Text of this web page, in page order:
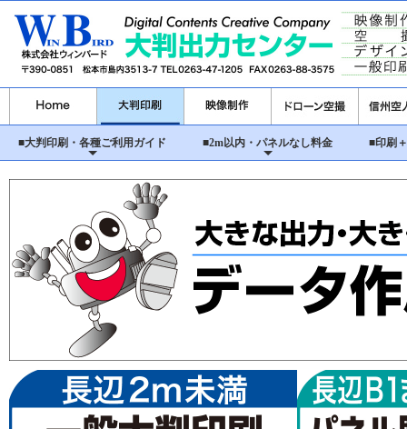
■大判印刷・各種ご利用ガイド ■2m以内・パネルなし料金 ■印刷